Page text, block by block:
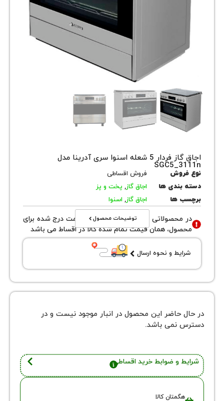
اجاق گاز فردار 5 شعله اسنوا سری آدرینا مدل
فروش اقساطی
ها
اجاق گاز ,پخت و پز
اجاق گاز
توضیحات محصول
محصولاتی با نوع فروش اقساطی قیمت درج شده برای
همان قیمت تمام شده کالا در اقساط می باشد
و نحوه ارسال
حاضر این محصول در انبار موجود نیست و در
نمی باشد.
و ضوابط خرید اقساطی